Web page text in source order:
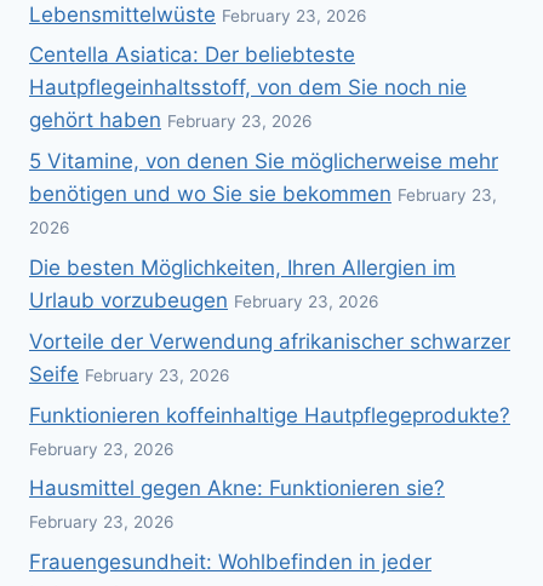
Lebensmittelwüste February 23, 2026
Centella Asiatica: Der beliebteste
Hautpflegeinhaltsstoff, von dem Sie noch nie
gehört haben February 23, 2026
5 Vitamine, von denen Sie möglicherweise mehr
benötigen und wo Sie sie bekommen February 23,
2026
Die besten Möglichkeiten, Ihren Allergien im
Urlaub vorzubeugen February 23, 2026
Vorteile der Verwendung afrikanischer schwarzer
Seife February 23, 2026
Funktionieren koffeinhaltige Hautpflegeprodukte?
February 23, 2026
Hausmittel gegen Akne: Funktionieren sie?
February 23, 2026
Frauengesundheit: Wohlbefinden in jeder